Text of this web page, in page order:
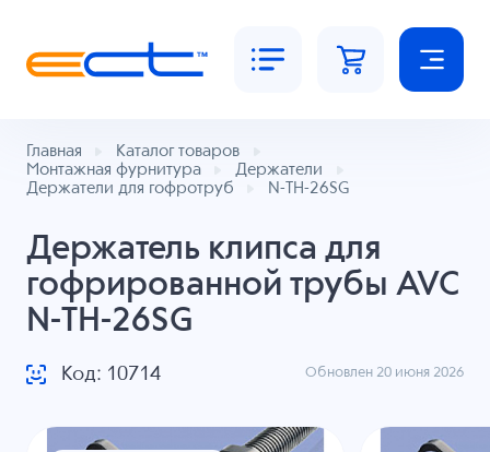
Главная
Каталог товаров
Монтажная фурнитура
Держатели
Держатели для гофротруб
N-TH-26SG
Держатель клипса для
гофрированной трубы AVC
N-TH-26SG
Код: 10714 Обновлен 20 июня 2026